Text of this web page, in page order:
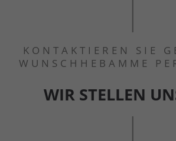
KONTAKTIEREN SIE
WUNSCHHEBAMME
WIR STELLEN